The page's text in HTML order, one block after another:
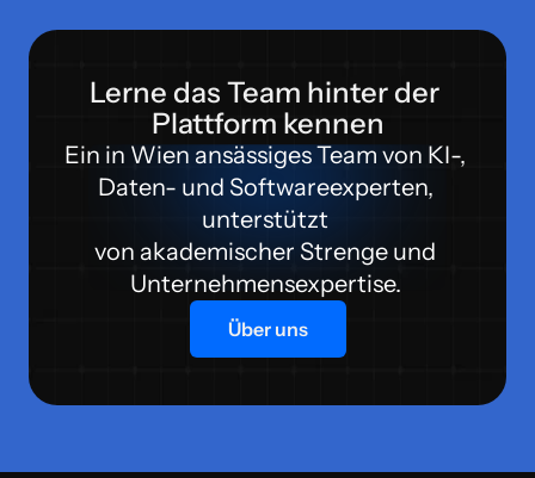
Lerne das Team hinter der
Plattform kennen
Ein in Wien ansässiges Team von KI-,
Daten- und Softwareexperten,
unterstützt
von akademischer Strenge und
Unternehmensexpertise.
Über uns